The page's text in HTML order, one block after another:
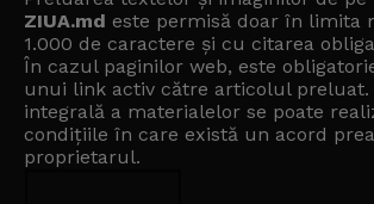
ZIUA.md este permisă doar în limita
1.000 de caractere și cu citarea
În cazul paginilor web, este
unui link activ către articolul preluat.
integrală a materialelor se poate
condițiile în care există un acord
proprietarul.